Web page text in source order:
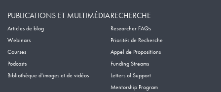
PUBLICATIONS ET MULTIMÉDIA
Articles de blog
Webinars
Courses
Podcasts
Bibliothèque d’images et de vidéos
RECHERCHE
Researcher FAQs
Priorités de Recherche
Appel de Propositions
Funding Streams
Letters of Support
Mentorship Program